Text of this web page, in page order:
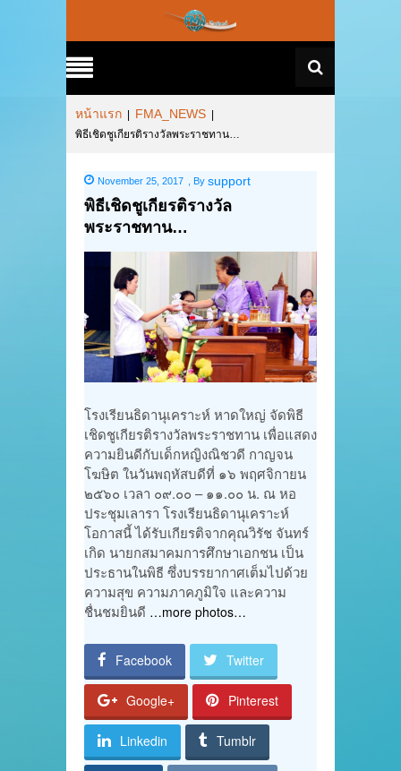
หน้าแรก FMA_NEWS
พิธีเชิดชูเกียรติรางวัลพระราชทาน…
November 25, 2017 By support
พิธีเชิดชูเกียรติรางวัล
พระราชทาน…
โรงเรียนธิดานุเคราะห์ หาดใหญ่ จัดพิธี
เชิดชูเกียรติรางวัลพระราชทาน เพื่อแสดง
ความยินดีกับเด็กหญิงณิชวดี กาญจน
โฆษิต ในวันพฤหัสบดีที่ ๑๖ พฤศจิกายน
๒๕๖๐ เวลา ๐๙.๐๐ – ๑๑.๐๐ น. ณ หอ
ประชุมเลารา โรงเรียนธิดานุเคราะห์
โอกาสนี้ ได้รับเกียรติจากคุณวิรัช จันทร์
เกิด นายกสมาคมการศึกษาเอกชน เป็น
ประธานในพิธี ซึ่งบรรยากาศเต็มไปด้วย
ความสุข ความภาคภูมิใจ และความ
ชื่นชมยินดี …more photos…
Facebook Twitter
Google+ Pinterest
Linkedin Tumblr